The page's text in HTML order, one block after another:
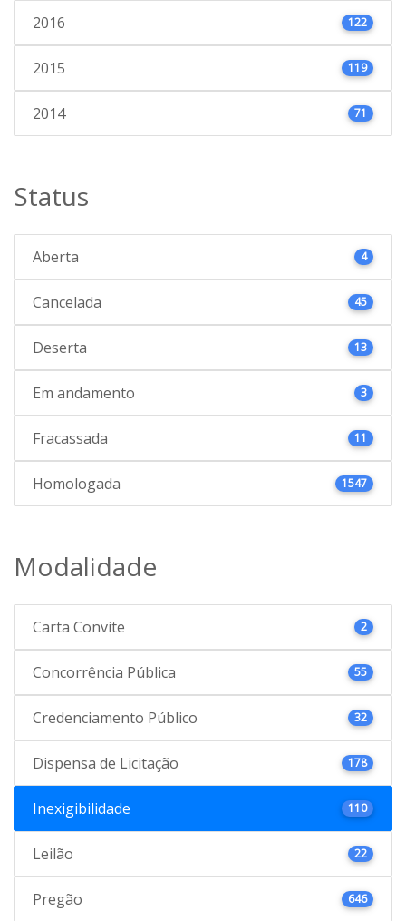
2016 122
2015 119
2014 71
Status
Aberta 4
Cancelada 45
Deserta 13
Em andamento 3
Fracassada 11
Homologada 1547
Modalidade
Carta Convite 2
Concorrência Pública 55
Credenciamento Público 32
Dispensa de Licitação 178
Inexigibilidade 110
Leilão 22
Pregão 646